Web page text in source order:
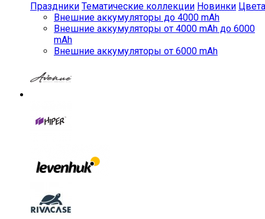
Праздники Тематические коллекции Новинки Цвета
Внешние аккумуляторы до 4000 mAh
Внешние аккумуляторы от 4000 mAh до 6000
mAh
Внешние аккумуляторы от 6000 mAh